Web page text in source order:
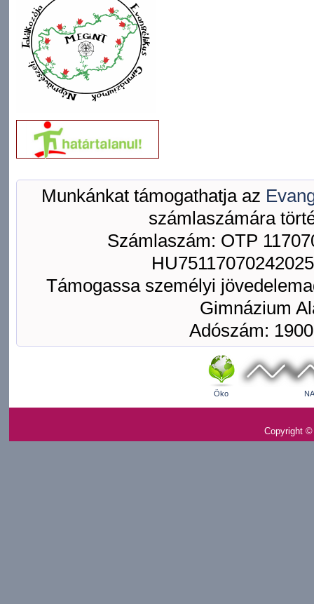
Munkánkat támogathatja az
számlaszámára
Számlaszám: OTP
Támogassa személyi
Gimnázium
Adószám:
Öko
Copyright